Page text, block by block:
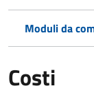
Moduli da
Costi